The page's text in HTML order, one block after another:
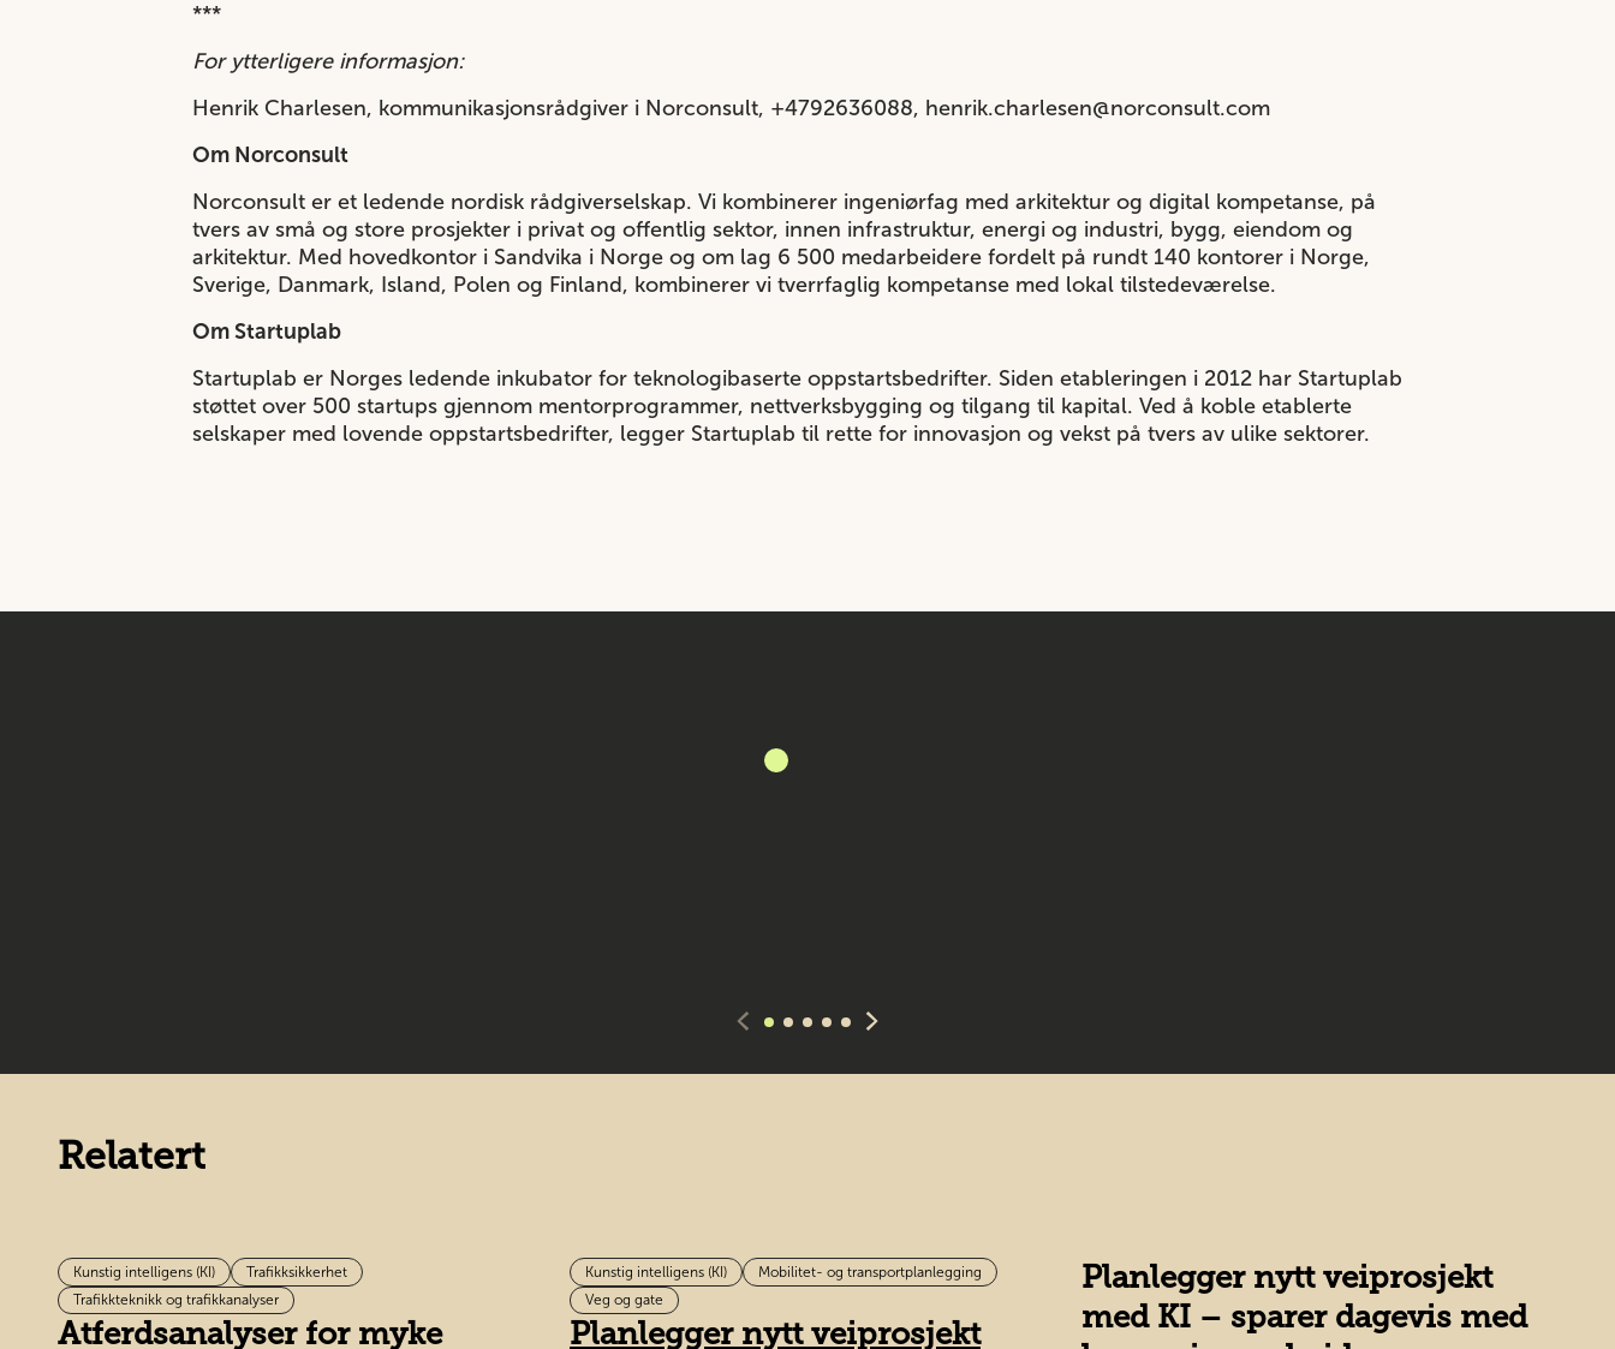
***
For ytterligere informasjon:
Henrik Charlesen, kommunikasjonsrådgiver i Norconsult, +4792636088, henrik.charlesen@norconsult.com
Om Norconsult
Norconsult er et ledende nordisk rådgiverselskap. Vi kombinerer ingeniørfag med arkitektur og digital kompetanse, på
tvers av små og store prosjekter i privat og offentlig sektor, innen infrastruktur, energi og industri, bygg, eiendom og
arkitektur. Med hovedkontor i Sandvika i Norge og om lag 6 500 medarbeidere fordelt på rundt 140 kontorer i Norge,
Sverige, Danmark, Island, Polen og Finland, kombinerer vi tverrfaglig kompetanse med lokal tilstedeværelse.
Om Startuplab
Startuplab er Norges ledende inkubator for teknologibaserte oppstartsbedrifter. Siden etableringen i 2012 har Startuplab
støttet over 500 startups gjennom mentorprogrammer, nettverksbygging og tilgang til kapital. Ved å koble etablerte
selskaper med lovende oppstartsbedrifter, legger Startuplab til rette for innovasjon og vekst på tvers av ulike sektorer.
Relatert
Kunstig intelligens (KI)
Trafikksikkerhet
Trafikkteknikk og trafikkanalyser
Atferdsanalyser for myke
Kunstig intelligens (KI)
Mobilitet- og transportplanlegging
Veg og gate
Planlegger nytt veiprosjekt
Planlegger nytt veiprosjekt
med KI – sparer dagevis med